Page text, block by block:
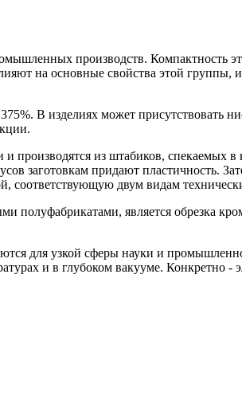
производств.
на основные свойства этой группы,
В изделиях может присутствовать
из штабиков, спекаемых в
заготовкам придают пластичность.
двум видам
является обрезка
для узкой сферы науки и
и в глубоком вакууме. Конкретно